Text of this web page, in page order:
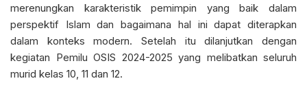
merenungkan karakteristik pemimpin yang baik dalam
perspektif Islam dan bagaimana hal ini dapat diterapkan
dalam konteks modern. Setelah itu dilanjutkan dengan
kegiatan Pemilu OSIS 2024-2025 yang melibatkan seluruh
murid kelas 10, 11 dan 12.